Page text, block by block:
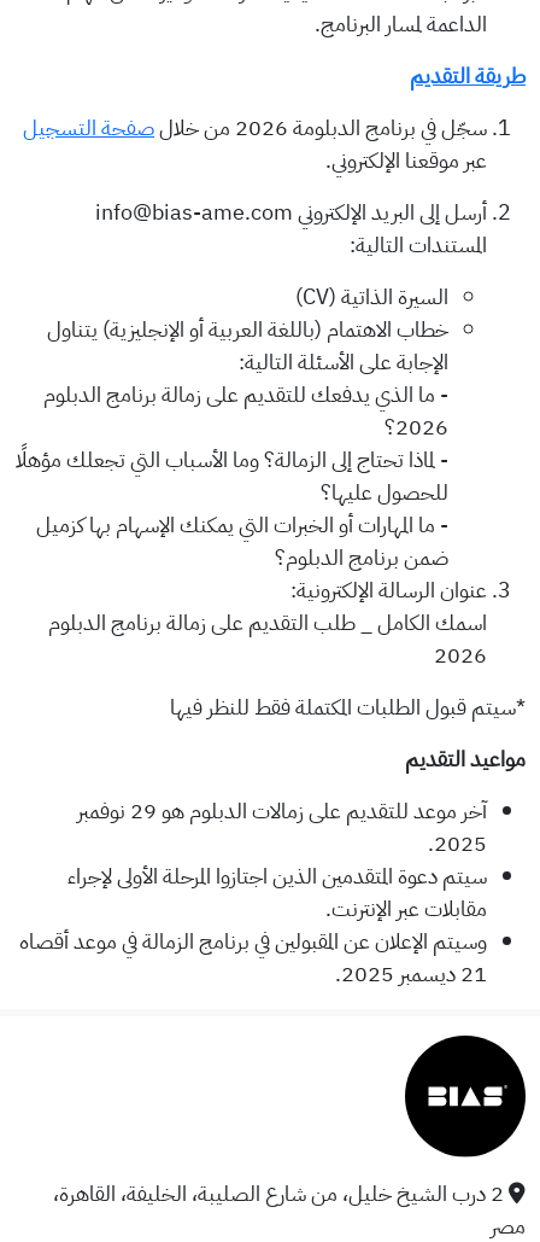
الداعمة لمسار البرنامج.
طريقة التقديم
سجّل في برنامج الدبلومة 2026 من خلال
صفحة التسجيل
عبر موقعنا الإلكتروني.
أرسل إلى البريد الإلكتروني info@bias-ame.com
المستندات التالية:
السيرة الذاتية (CV)
خطاب الاهتمام (باللغة العربية أو الإنجليزية) يتناول
الإجابة على الأسئلة التالية:
- ما الذي يدفعك للتقديم على زمالة برنامج الدبلوم
2026؟
- لماذا تحتاج إلى الزمالة؟ وما الأسباب التي تجعلك مؤهلًا
للحصول عليها؟
- ما المهارات أو الخبرات التي يمكنك الإسهام بها كزميل
ضمن برنامج الدبلوم؟
عنوان الرسالة الإلكترونية:
اسمك الكامل _ طلب التقديم على زمالة برنامج الدبلوم
2026
*سيتم قبول الطلبات المكتملة فقط للنظر فيها
مواعيد التقديم
آخر موعد للتقديم على زمالات الدبلوم هو 29 نوفمبر
2025.
سيتم دعوة المتقدمين الذين اجتازوا المرحلة الأولى لإجراء
مقابلات عبر الإنترنت.
وسيتم الإعلان عن المقبولين في برنامج الزمالة في موعد أقصاه
21 ديسمبر 2025.
2 درب الشيخ خليل، من شارع الصليبة، الخليفة، القاهرة،
مصر